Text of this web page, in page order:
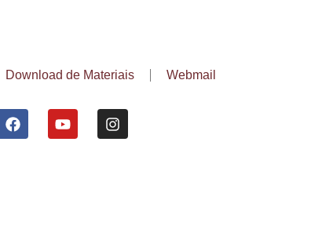
Download de Materiais Webmail